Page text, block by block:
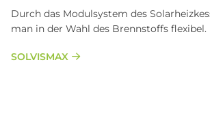
Durch das Modulsystem des
man in der Wahl des Brennstoffs flexibel.
SOLVISMAX